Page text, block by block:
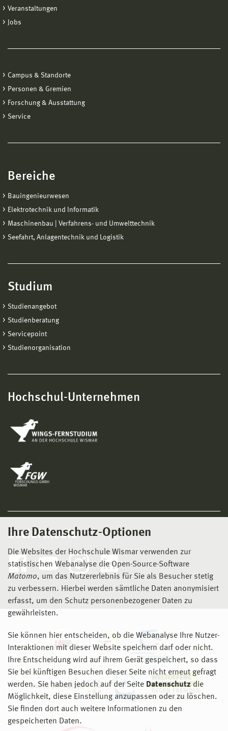
Ihre Datenschutz-Optionen
Die Websites der Hochschule Wismar verwenden zur
statistischen Webanalyse die Open-Source-Software
Matomo, um das Nutzererlebnis für Sie als Besucher stetig
zu verbessern. Hierbei werden sämtliche Daten anonymisiert
erfasst, um den Schutz personenbezogener Daten zu
gewährleisten.
Sie können hier entscheiden, ob die Webanalyse Ihre Nutzer-
Interaktionen mit dieser Website speichern darf oder nicht.
Ihre Entscheidung wird auf ihrem Gerät gespeichert, so dass
Sie bei künftigen Besuchen dieser Seite nicht erneut gefragt
werden. Sie haben jedoch auf der Seite Datenschutz die
Möglichkeit, diese Einstellung anzupassen oder zu löschen.
Sie finden dort auch weitere Informationen zu den
gespeicherten Daten.
Veranstaltungen
Jobs
Campus & Standorte
Personen & Gremien
Forschung & Ausstattung
Service
Bereiche
Bauingenieurwesen
Elektrotechnik und Informatik
Maschinenbau | Verfahrens- und Umwelttechnik
Seefahrt, Anlagentechnik und Logistik
Studium
Studienangebot
Studienberatung
Servicepoint
Studienorganisation
Hochschul-Unternehmen
Social Media